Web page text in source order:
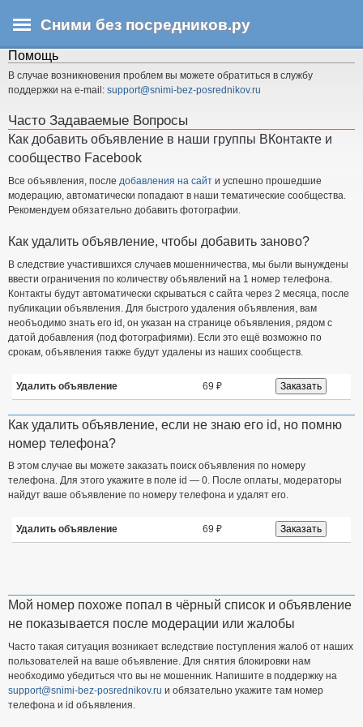
к
основному
Сними без посредников.ру
ы
Помощь
В случае возникновения проблем вы можете обратиться в службу
поддержки на e-mail: support@snimi-bez-posrednikov.ru
Часто Задаваемые Вопросы
Как добавить объявление в наши группы ВКонтакте и
сообщество Facebook
Все объявления, после добавления на сайт и успешно прошедшие
модерацию, автоматически попадают в наши тематические сообщества.
Рекомендуем обязательно добавить фотографии.
Как удалить объявление, чтобы добавить заново?
В следствие участившихся случаев мошенничества, мы были вынуждены
ввести ограничения по количеству объявлений на 1 номер телефона.
Контакты будут автоматически скрываться с сайта через 2 месяца, после
публикации объявления. Для быстрого удаления объявления, вам
необъодимо знать его id, он указан на странице объявления, рядом с
датой добавления (под фотографиями). Если это ещё возможно по
срокам, объявления также будут удалены из наших сообществ.
Удалить объявление 69 ₽
Как удалить объявление, если не знаю его id, но помню
номер телефона?
В этом случае вы можете заказать поиск объявления по номеру
телефона. Для этого укажите в поле id — 0. После оплаты, модераторы
найдут ваше объявление по номеру телефона и удалят его.
Удалить объявление 69 ₽
Мой номер похоже попал в чёрный список и объявление
не показывается после модерации или жалобы
Часто такая ситуация возникает вследствие поступления жалоб от наших
пользователей на ваше объявление. Для снятия блокировки нам
необходимо убедиться что вы не мошенник. Напишите в поддержку на
support@snimi-bez-posrednikov.ru и обязательно укажите там номер
телефона и id объявления.